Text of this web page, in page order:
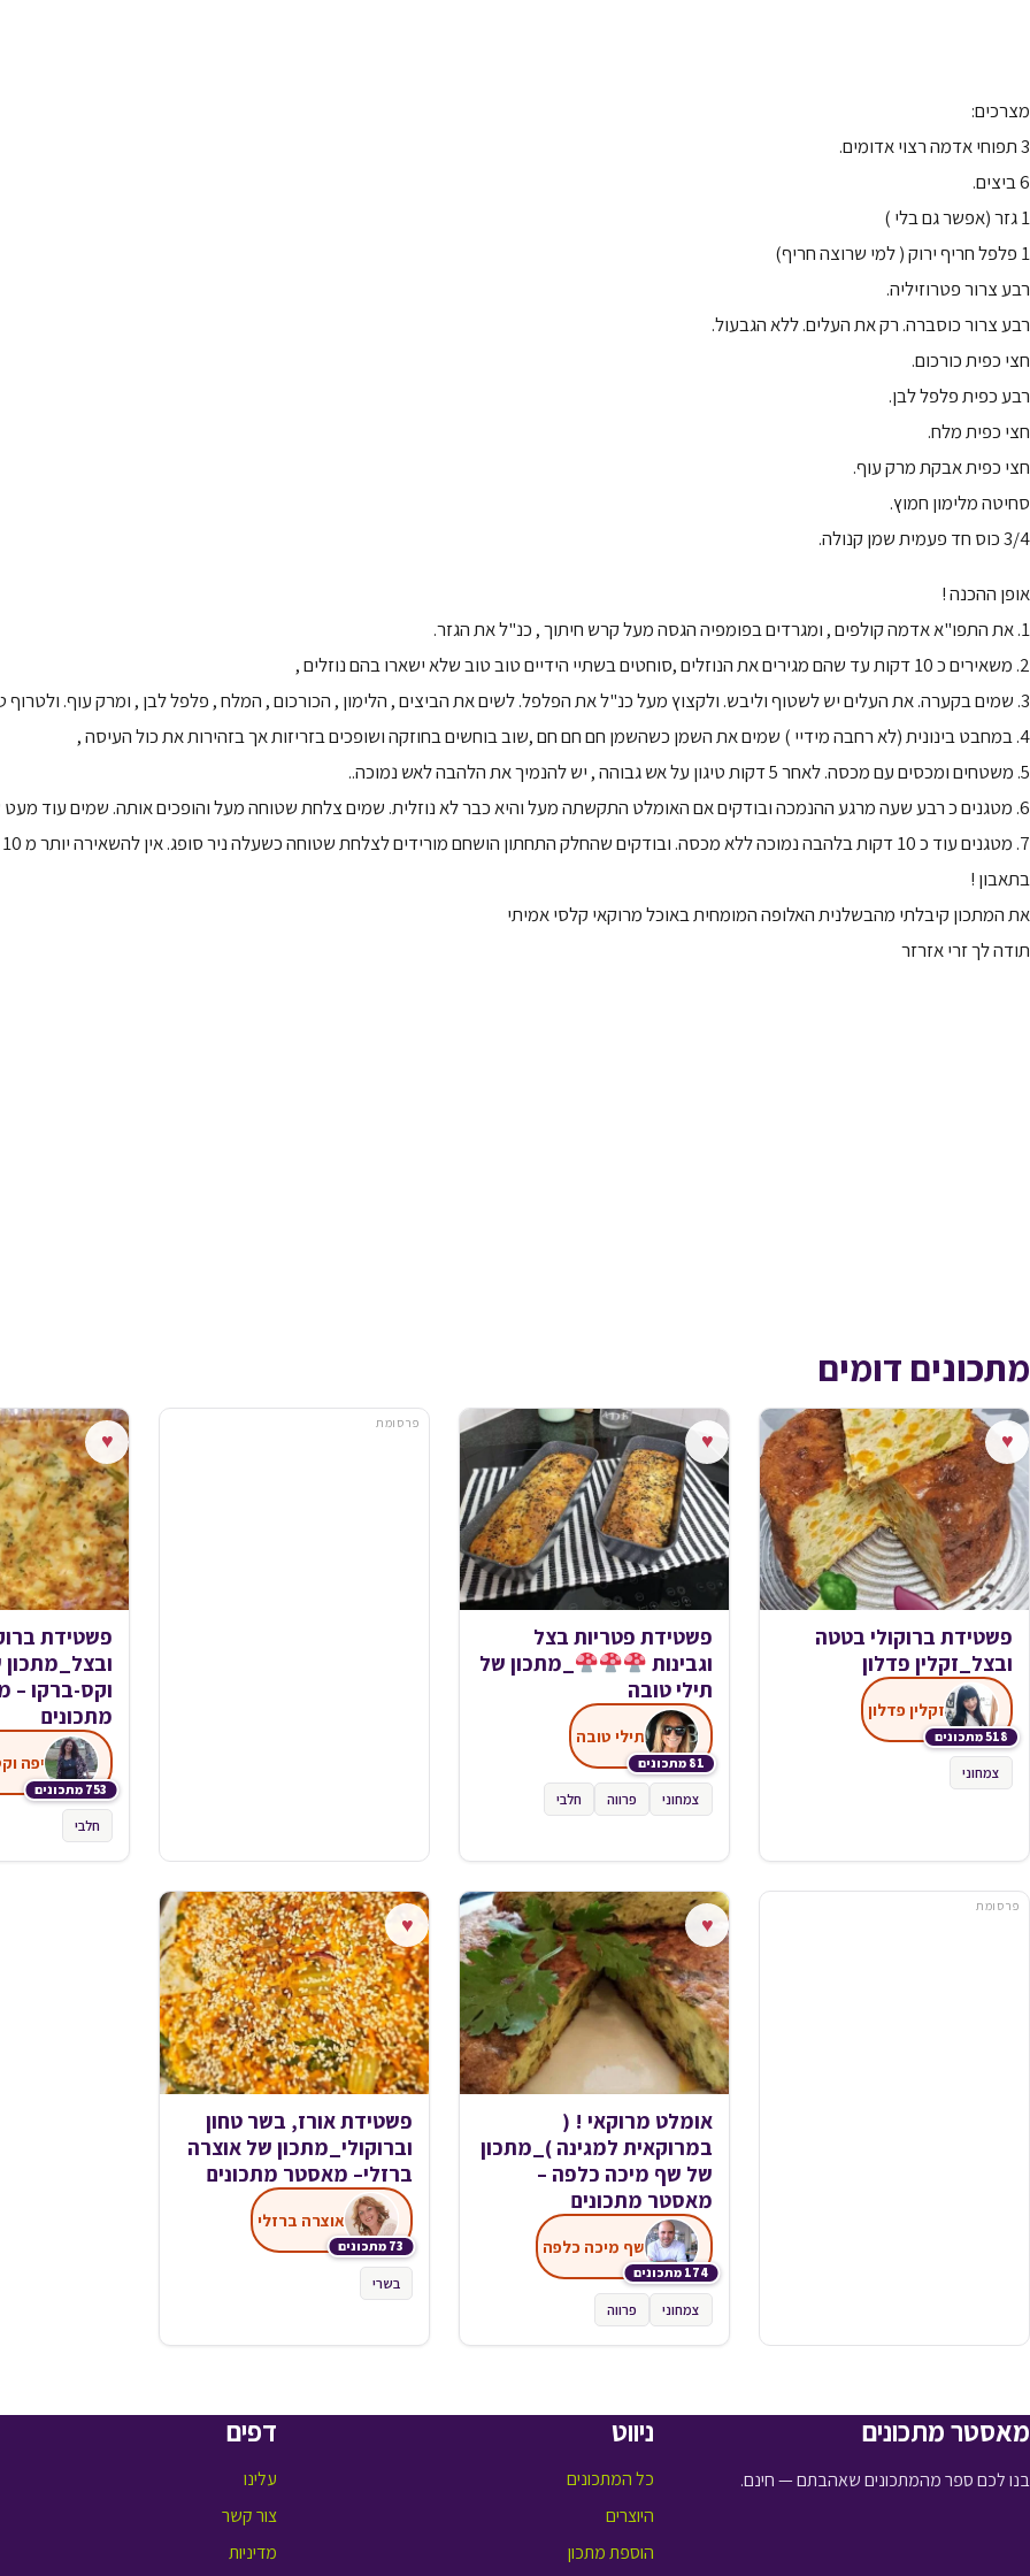
מצרכים:
3 תפוחי אדמה רצוי אדומים.
6 ביצים.
1 גזר (אפשר גם בלי )
1 פלפל חריף ירוק ( למי שרוצה חריף)
רבע צרור פטרוזיליה.
רבע צרור כוסברה. רק את העלים. ללא הגבעול.
חצי כפית כורכום.
רבע כפית פלפל לבן.
חצי כפית מלח.
חצי כפית אבקת מרק עוף.
סחיטה מלימון חמוץ.
3/4 כוס חד פעמית שמן קנולה.
אופן ההכנה !
1. את התפו"א אדמה קולפים , ומגרדים בפומפיה הגסה מעל קרש חיתוך , כנ"ל את הגזר.
2. משאירים כ 10 דקות עד שהם מגירים את הנוזלים ,סוחטים בשתיי הידיים טוב טוב שלא ישארו בהם נוזלים ,
3. שמים בקערה. את העלים יש לשטוף וליבש. ולקצוץ מעל כנ"ל את הפלפל. לשים את הביצים , הלימון , הכורכום , המלח , פלפל לבן , ומרק עוף. ולטרוף טוב טוב.
4. במחבט בינונית (לא רחבה מידיי ) שמים את השמן כשהשמן חם חם חם ,שוב בוחשים בחוזקה ושופכים בזריזות אך בזהירות את כול העיסה ,
5. משטחים ומכסים עם מכסה. לאחר 5 דקות טיגון על אש גבוהה , יש להנמיך את הלהבה לאש נמוכה..
6. מטגנים כ רבע שעה מרגע ההנמכה ובודקים אם האומלט התקשתה מעל והיא כבר לא נוזלית. שמים צלחת שטוחה מעל והופכים אותה. שמים עוד מעט שמן למחבט ומחזירים. כשהצד השחום כלפיי מעלה.
7. מטגנים עוד כ 10 דקות בלהבה נמוכה ללא מכסה. ובודקים שהחלק התחתון הושחם מורידים לצלחת שטוחה כשעלה ניר סופג. אין להשאירה יותר מ 10 דקות על הניר הסופג. יש להעבירה לצלחת הגשה ללא ניר.
בתאבון !
את המתכון קיבלתי מהבשלנית האלופה המומחית באוכל מרוקאי קלסי אמיתי
תודה לך זרי אזרזר
מתכונים דומים
♥
פשטידת ברוקולי בטטה
ובצל_זקלין פדלון
518 מתכונים
זקלין פדלון
צמחוני
♥
פשטידת פטריות בצל
וגבינות
_מתכון של
תילי טובה
81 מתכונים
תילי טובה
צמחוני פרווה חלבי
פרסומת
♥
פשטידת
וקס-ברקו –
מתכונים
753 מתכונים
יפה
חלבי
פרסומת
♥
אומלט מרוקאי ! (
במרוקאית למגינה )_מתכון
של שף מיכה כלפה –
מאסטר מתכונים
174 מתכונים
שף מיכה כלפה
צמחוני פרווה
♥
פשטידת אורז, בשר טחון
וברוקולי_מתכון של אוצרה
ברזלי– מאסטר מתכונים
73 מתכונים
אוצרה ברזלי
בשרי
מאסטר מתכונים
בנו לכם ספר מהמתכונים שאהבתם — חינם.
ניווט
כל המתכונים
היוצרים
הוספת מתכון
דפים
עלינו
צור קשר
מדיניות